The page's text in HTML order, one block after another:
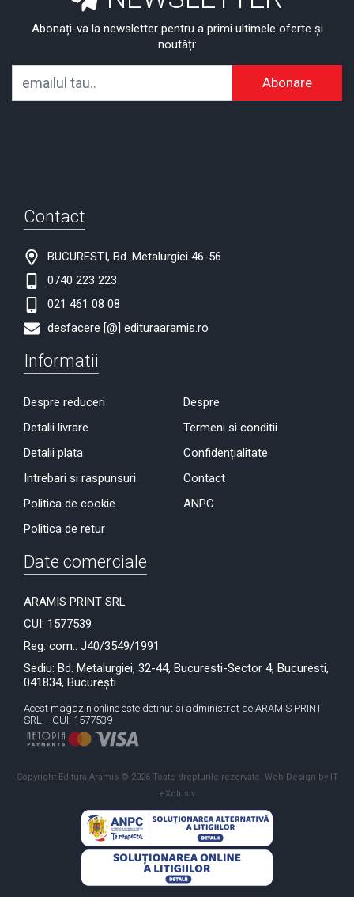
Abonați-va la newsletter pentru a primi ultimele oferte și
noutăți:
Abonare
Contact
BUCURESTI, Bd. Metalurgiei 46-56
0740 223 223
021 461 08 08
desfacere [@] edituraaramis.ro
Informatii
Despre reduceri
Detalii livrare
Detalii plata
Intrebari si raspunsuri
Politica de cookie
Politica de retur
Despre
Termeni si conditii
Confidențialitate
Contact
ANPC
Date comerciale
ARAMIS PRINT SRL
CUI: 1577539
Reg. com.: J40/3549/1991
Sediu: Bd. Metalurgiei, 32-44, Bucuresti-Sector 4, Bucuresti,
041834, București
Acest magazin online este detinut si administrat de ARAMIS PRINT
SRL. - CUI: 1577539
Copyright Editura Aramis © 2026 Toate drepturile rezervate. Web Design by IT
eXclusiv